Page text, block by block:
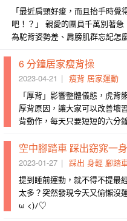
「最近肩頸好痠，而且抬手時
吧！？」 親愛的團員千萬別著
為駝背姿勢差、肩膀肌群忘記怎
6 分鐘居家瘦背操
2023-04-21 瘦背 居家運動
「厚背」影響整體儀態，虎
厚背原因，讓大家可以改善壞
背動作，每天只要短短的六分
空中腳踏車 踩出窈窕一
2023-01-27 踩出 身輕 腳踏
提到睡前運動，就不得不提最
太多？突然發現今天又偷懶沒
ω <)ﾉ♡